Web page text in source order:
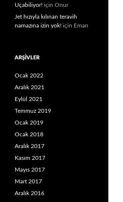
Uçabiliyor! için Onur
Jet hızıyla kılınan teravih
namazına izin yok! için Eman
ARŞIVLER
Ocak 2022
Aralık 2021
Eylül 2021
Temmuz 2019
Ocak 2019
Ocak 2018
Aralık 2017
Kasım 2017
Mayıs 2017
Mart 2017
Aralık 2016